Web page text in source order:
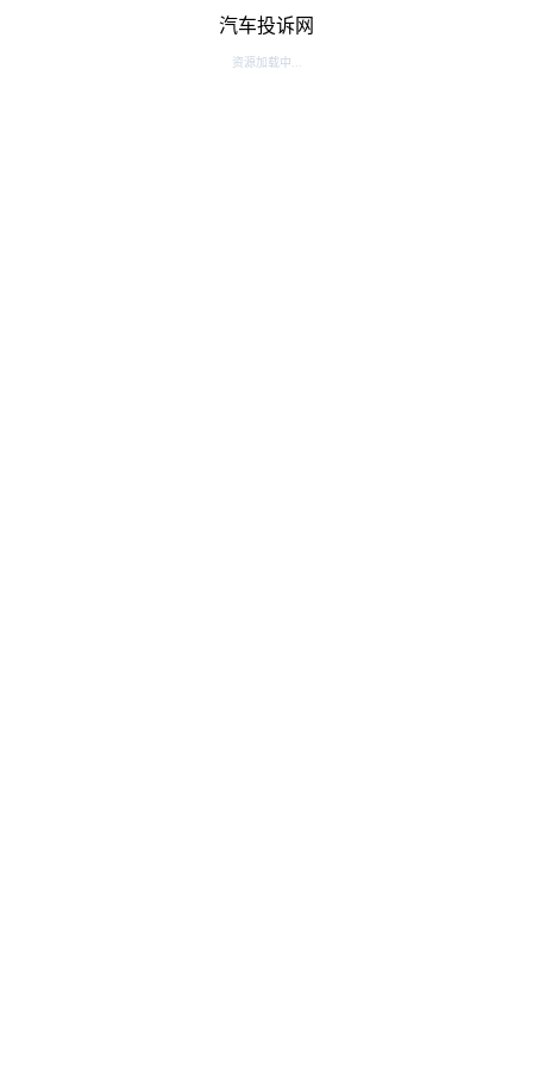
汽车投诉网
资源加载中...